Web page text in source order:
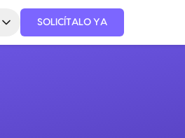
SOLICÍTALO YA